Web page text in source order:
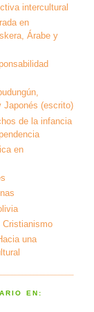
intercultural
en
Árabe y
Japonés (escrito)
de la infancia
en
Cristianismo
una
EN: